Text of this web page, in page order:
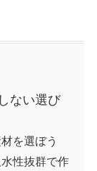
ない選び
を選ぼう
性抜群で作